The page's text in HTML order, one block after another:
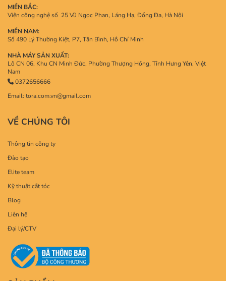
MIỀN BẮC:
Viện công nghệ số 25 Vũ Ngọc Phan, Láng Hạ, Đống Đa, Hà Nội
MIỀN NAM:
Số 490 Lý Thường Kiệt, P7, Tân Bình, Hồ Chí Minh
NHÀ MÁY SẢN XUẤT:
Lô CN 06, Khu CN Minh Đức, Phường Thượng Hồng, Tỉnh Hưng Yên, Việt
Nam
0372656666
Email: tora.com.vn@gmail.com
VỀ CHÚNG TÔI
Thông tin công ty
Đào tạo
Elite team
Kỹ thuật cắt tóc
Blog
Liên hệ
Đại lý/CTV